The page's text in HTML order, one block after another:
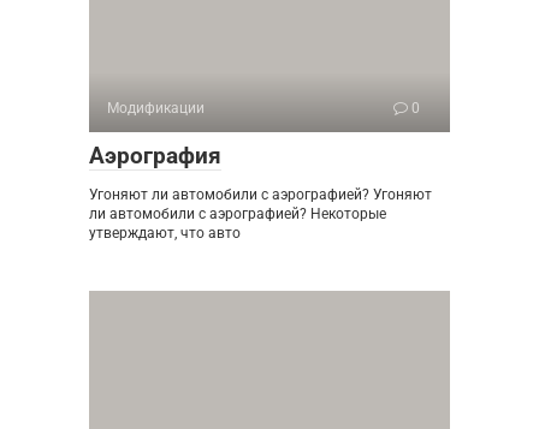
Модификации 0
Аэрография
Угоняют ли автомобили с аэрографией? Угоняют
ли автомобили с аэрографией? Некоторые
утверждают, что авто